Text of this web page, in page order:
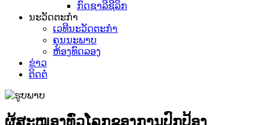
ກົດຊາລີຊີລິກ
ນະວັດຕະກໍາ
ເວທີນະວັດຕະກໍາ
ຄຸນນະພາບ
ຫ້ອງທົດລອງ
ຂ່າວ
ຕິດຕໍ່
ຜູ້ສະໜອງທົ່ວໂລກຂອງການປົກປ້ອງ